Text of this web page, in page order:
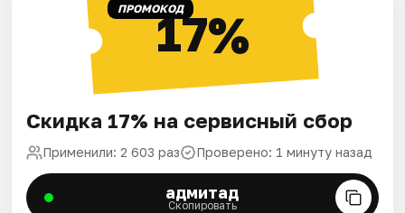
ПРОМОКОД17%
Скидка 17% на сервисный сбор
Применили: 2 603 раз Проверено: 1 минуту назад
адмитад
Скопировать